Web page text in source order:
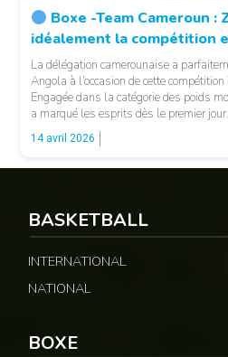
Boxe -Team Cameroun :
idéalement la compétition
La délégation camerounaise a
Angola à l’occasion de cette
Engagée dans la catégorie des poids
a marqué les esprits dès le premier
PUBLICITÉ Opposée à des
camerounaise a fait preuve de […]
14 avril 2026
BASKETBALL
INTERNATIONAL
NATIONAL
BOXE